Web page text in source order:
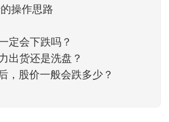
操作思路
定会下跌吗？
出货还是洗盘？
，股价一般会跌多少？